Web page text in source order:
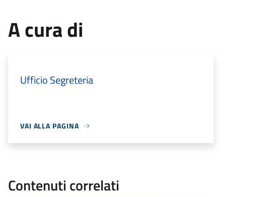
A cura di
Ufficio Segreteria
VAI ALLA PAGINA
Contenuti correlati